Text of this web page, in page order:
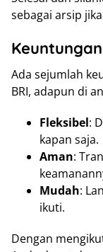
sebagai arsip
Ada sejumlah
BRI, adapun di
Fleksibel:
kapan saja.
Aman:
Mudah:
ikuti.
Dengan